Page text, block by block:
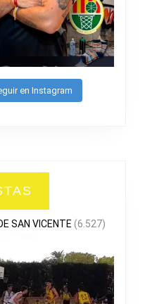
en Instagram
SAN VICENTE (6.527)